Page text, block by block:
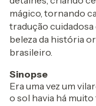
mágico, tornando
tradução cuidadosa
beleza da história
brasileiro.
Sinopse
Era uma vez um
o sol havia há